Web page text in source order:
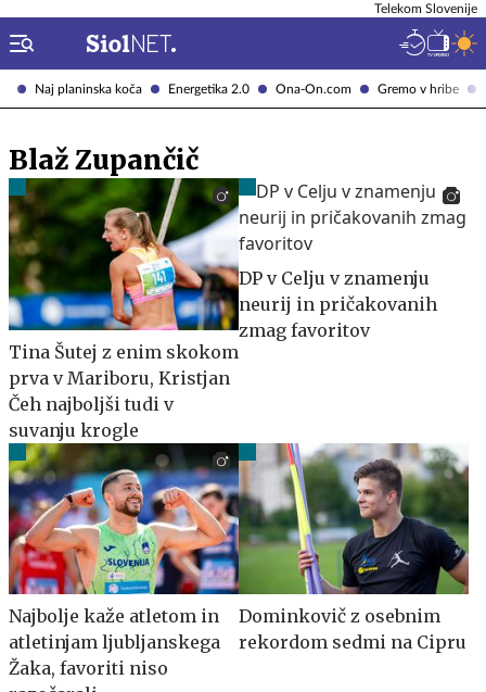
Naj planinska koča Energetika 2.0 Ona-On.com Gremo v hribe
Telekom Slovenije
Blaž Zupančič
Tina Šutej z enim skokom
prva v Mariboru, Kristjan
Čeh najboljši tudi v
suvanju krogle
DP v Celju v znamenju
neurij in pričakovanih
zmag favoritov
Najbolje kaže atletom in
atletinjam ljubljanskega
Žaka, favoriti niso
Dominkovič z osebnim
rekordom sedmi na Cipru